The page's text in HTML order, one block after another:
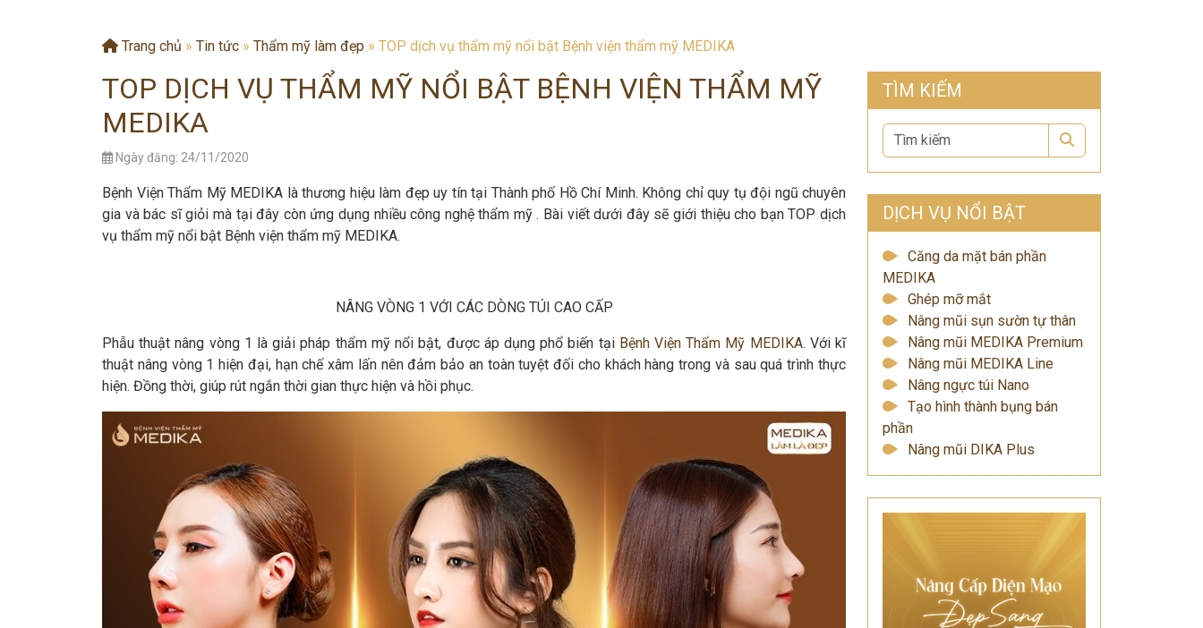
Trang chủ » Tin tức » Thẩm mỹ làm đẹp » TOP dịch vụ thẩm mỹ nổi bật Bệnh viện thẩm mỹ MEDIKA
TOP DỊCH VỤ THẨM MỸ NỔI BẬT BỆNH VIỆN THẨM MỸ
MEDIKA
Ngày đăng: 24/11/2020
Bệnh Viện Thẩm Mỹ MEDIKA là thương hiệu làm đẹp uy tín tại Thành phố Hồ Chí Minh. Không chỉ quy tụ đội ngũ chuyên
gia và bác sĩ giỏi mà tại đây còn ứng dụng nhiều công nghệ thẩm mỹ . Bài viết dưới đây sẽ giới thiệu cho bạn TOP dịch
vụ thẩm mỹ nổi bật Bệnh viện thẩm mỹ MEDIKA.
NÂNG VÒNG 1 VỚI CÁC DÒNG TÚI CAO CẤP
Phẫu thuật nâng vòng 1 là giải pháp thẩm mỹ nổi bật, được áp dụng phổ biến tại Bệnh Viện Thẩm Mỹ MEDIKA. Với kĩ
thuật nâng vòng 1 hiện đại, hạn chế xâm lấn nên đảm bảo an toàn tuyệt đối cho khách hàng trong và sau quá trình thực
hiện. Đồng thời, giúp rút ngắn thời gian thực hiện và hồi phục.
TÌM KIẾM
DỊCH VỤ NỔI BẬT
Căng da mặt bán phần
MEDIKA
Ghép mỡ mắt
Nâng mũi sụn sườn tự thân
Nâng mũi MEDIKA Premium
Nâng mũi MEDIKA Line
Nâng ngực túi Nano
Tạo hình thành bụng bán
phần
Nâng mũi DIKA Plus